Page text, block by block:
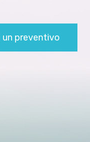
un preventivo